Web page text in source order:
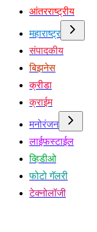
आंतरराष्ट्रीय
महाराष्ट्र
संपादकीय
बिझनेस
क्रीडा
क्राईम
मनोरंजन
लाईफस्टाईल
व्हिडीओ
फोटो गॅलरी
टेक्नोलॉजी